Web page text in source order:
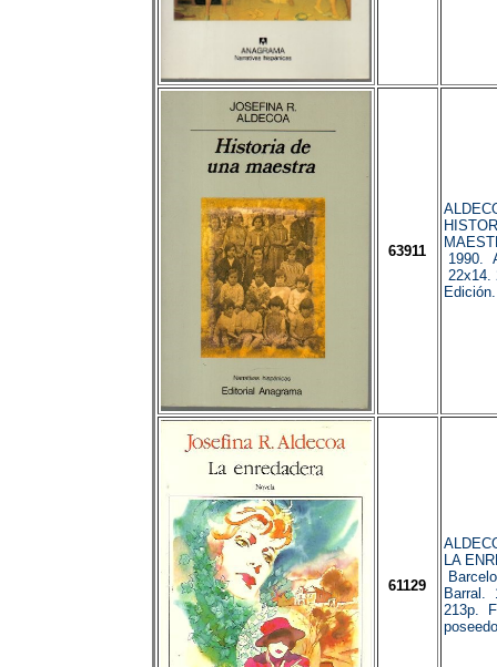
63911
1990.
22x14.
Edición.
61129
LA
Barral.
213p.